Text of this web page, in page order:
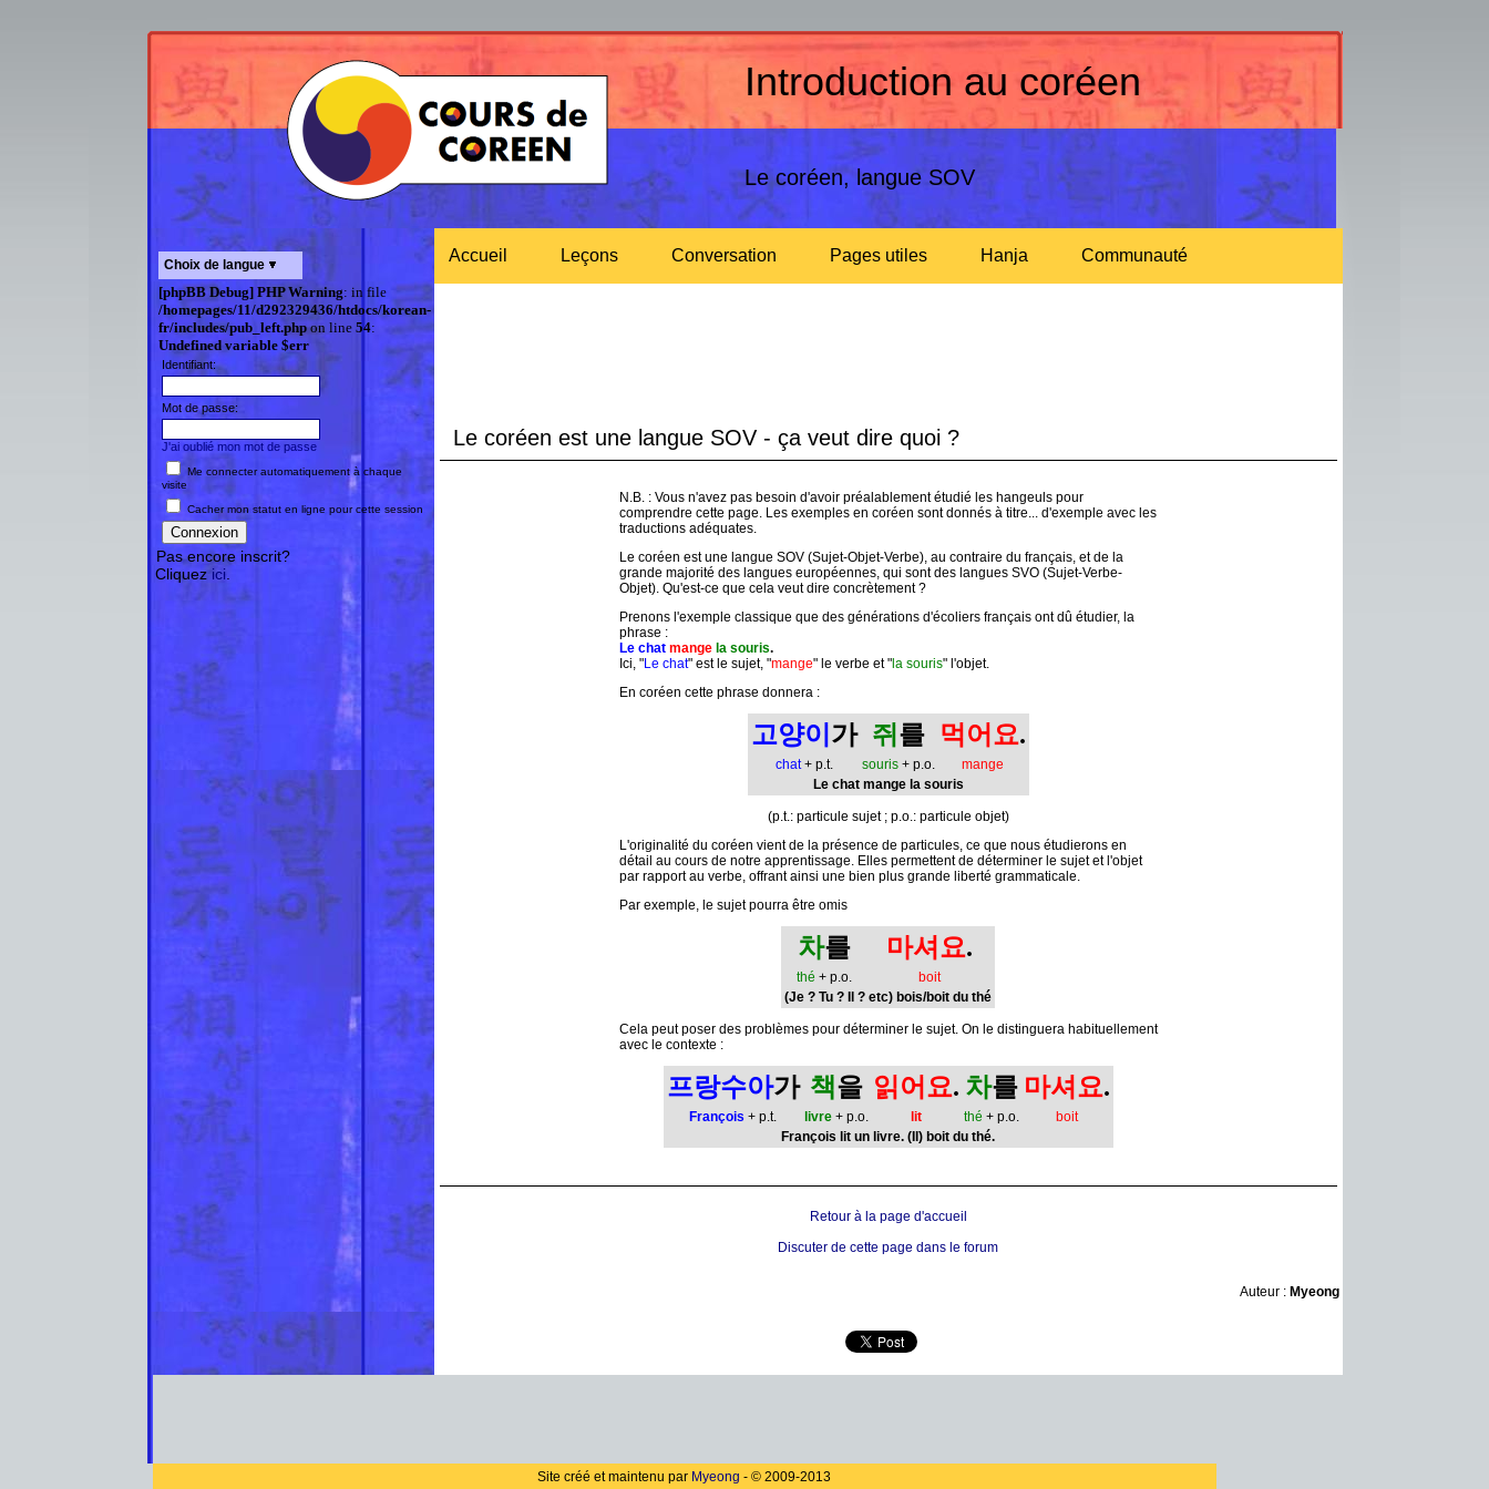
Introduction au coréen
Le coréen, langue SOV
Choix de langue
[phpBB Debug] PHP Warning: in file
/homepages/11/d292329436/htdocs/korean-
fr/includes/pub_left.phpon line 54:
Undefined variable $err
Identifiant:
Mot de passe:
J'ai oublié mon mot de passe
Me connecter automatiquement à chaque
visite
Cacher mon statut en ligne pour cette session
Pas encore inscrit?
Cliquezici.
Accueil Leçons Conversation Pages utiles Hanja Communauté
Le coréen est une langue SOV - ça veut dire quoi ?
N.B. : Vous n'avez pas besoin d'avoir préalablement étudié les hangeuls pour
comprendre cette page. Les exemples en coréen sont donnés à titre... d'exemple avec les
traductions adéquates.
Le coréen est une langue SOV (Sujet-Objet-Verbe), au contraire du français, et de la
grande majorité des langues européennes, qui sont des langues SVO (Sujet-Verbe-
Objet). Qu'est-ce que cela veut dire concrètement ?
Prenons l'exemple classique que des générations d'écoliers français ont dû étudier, la
phrase :
Le chat mange la souris.
Ici, "Le chat" est le sujet, "mange" le verbe et "la souris" l'objet.
En coréen cette phrase donnera :
고양이 가 쥐 를 먹어요.
chat+ p.t. souris+ p.o.
mange
Le chat mange la souris
(p.t.: particule sujet ; p.o.: particule objet)
L'originalité du coréen vient de la présence de particules, ce que nous étudierons en
détail au cours de notre apprentissage. Elles permettent de déterminer le sujet et l'objet
par rapport au verbe, offrant ainsi une bien plus grande liberté grammaticale.
Par exemple, le sujet pourra être omis
차를 마셔요.
thé + p.o.
boit
(Je ? Tu ? Il ? etc) bois/boit du thé
Cela peut poser des problèmes pour déterminer le sujet. On le distinguera habituellement
avec le contexte :
프랑수아가 책을 읽어요. 차를 마셔요.
François + p.t. livre+ p.o. lit thé + p.o.
boit
François lit un livre. (Il) boit du thé.
Retour à la page d'accueil
Discuter de cette page dans le forum
Auteur : Myeong
Site créé et maintenu par Myeong - © 2009-2013